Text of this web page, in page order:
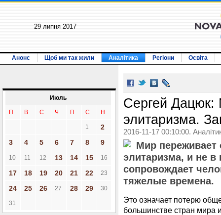
29 липня 2017
Анонс Щоб ми так жили Аналітика Регіони Освіта
Июль
П В С Ч П С Н
1
2
3
4 5 6 7 8 9
10 11 12 13 14 15 16
17 18 19 20 21 22 23
24 25 26 27 28 29 30
31
Сергей Дацюк:
элитаризма.
2016-11-17 00:10:00.
Мир переживает
элитаризма, и не в
сопровождает
тяжелые времена.
Это означает потерю
большинстве стран мира